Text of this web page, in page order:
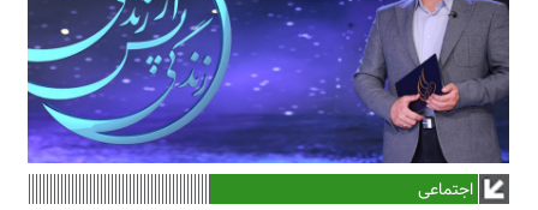
اجتماعی